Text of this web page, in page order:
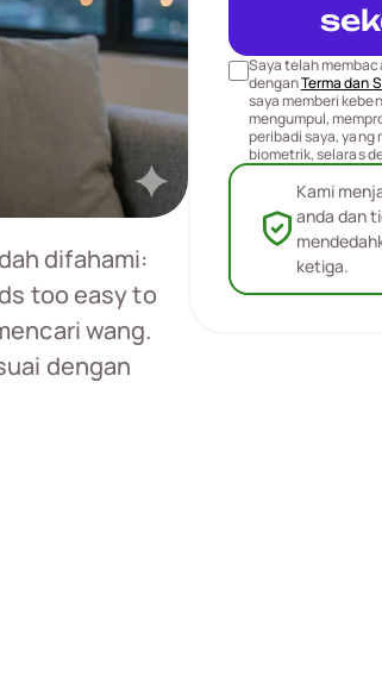
difahami:
too easy to
wang.
dengan
Saya telah
denganTerma dan
saya memberi
mengumpul,
peribadi saya, yang
biometrik, selaras
Kami
anda dan
ketiga.